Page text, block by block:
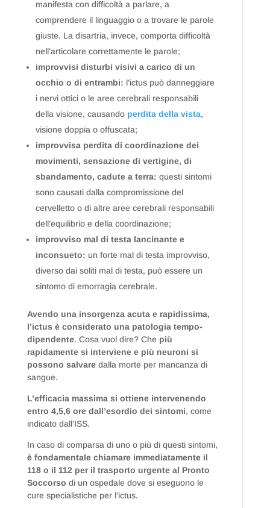
manifesta con difficoltà a parlare, a
comprendere il linguaggio o a trovare le parole
giuste. La disartria, invece, comporta difficoltà
nell’articolare correttamente le parole;
improvvisi disturbi visivi a carico di un
occhio o di entrambi: l’ictus può danneggiare
i nervi ottici o le aree cerebrali responsabili
della visione, causando perdita della vista,
visione doppia o offuscata;
improvvisa perdita di coordinazione dei
movimenti, sensazione di vertigine, di
sbandamento, cadute a terra: questi sintomi
sono causati dalla compromissione del
cervelletto o di altre aree cerebrali responsabili
dell’equilibrio e della coordinazione;
improvviso mal di testa lancinante e
inconsueto: un forte mal di testa improvviso,
diverso dai soliti mal di testa, può essere un
sintomo di emorragia cerebrale.
Avendo una insorgenza acuta e rapidissima,
l’ictus è considerato una patologia tempo-
dipendente. Cosa vuol dire? Che più
rapidamente si interviene e più neuroni si
possono salvaredalla morte per mancanza di
sangue.
L’efficacia massima si ottiene intervenendo
entro 4,5,6 ore dall’esordio dei sintomi, come
indicato dall’ISS.
In caso di comparsa di uno o più di questi sintomi,
è fondamentale chiamare immediatamente il
118 o il 112 per il trasporto urgente al Pronto
Soccorso di un ospedale dove si eseguono le
cure specialistiche per l’ictus.